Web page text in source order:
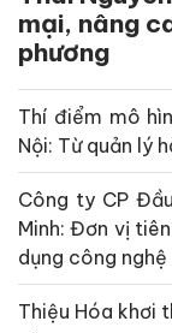
mại, nâng
phương
Thí điểm mô
Nội: Từ quản lý
Công ty CP
Minh: Đơn vị
dụng công
Thiệu Hóa khơi